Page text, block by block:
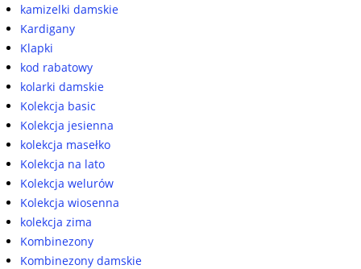
kamizelki damskie
Kardigany
Klapki
kod rabatowy
kolarki damskie
Kolekcja basic
Kolekcja jesienna
kolekcja masełko
Kolekcja na lato
Kolekcja welurów
Kolekcja wiosenna
kolekcja zima
Kombinezony
Kombinezony damskie